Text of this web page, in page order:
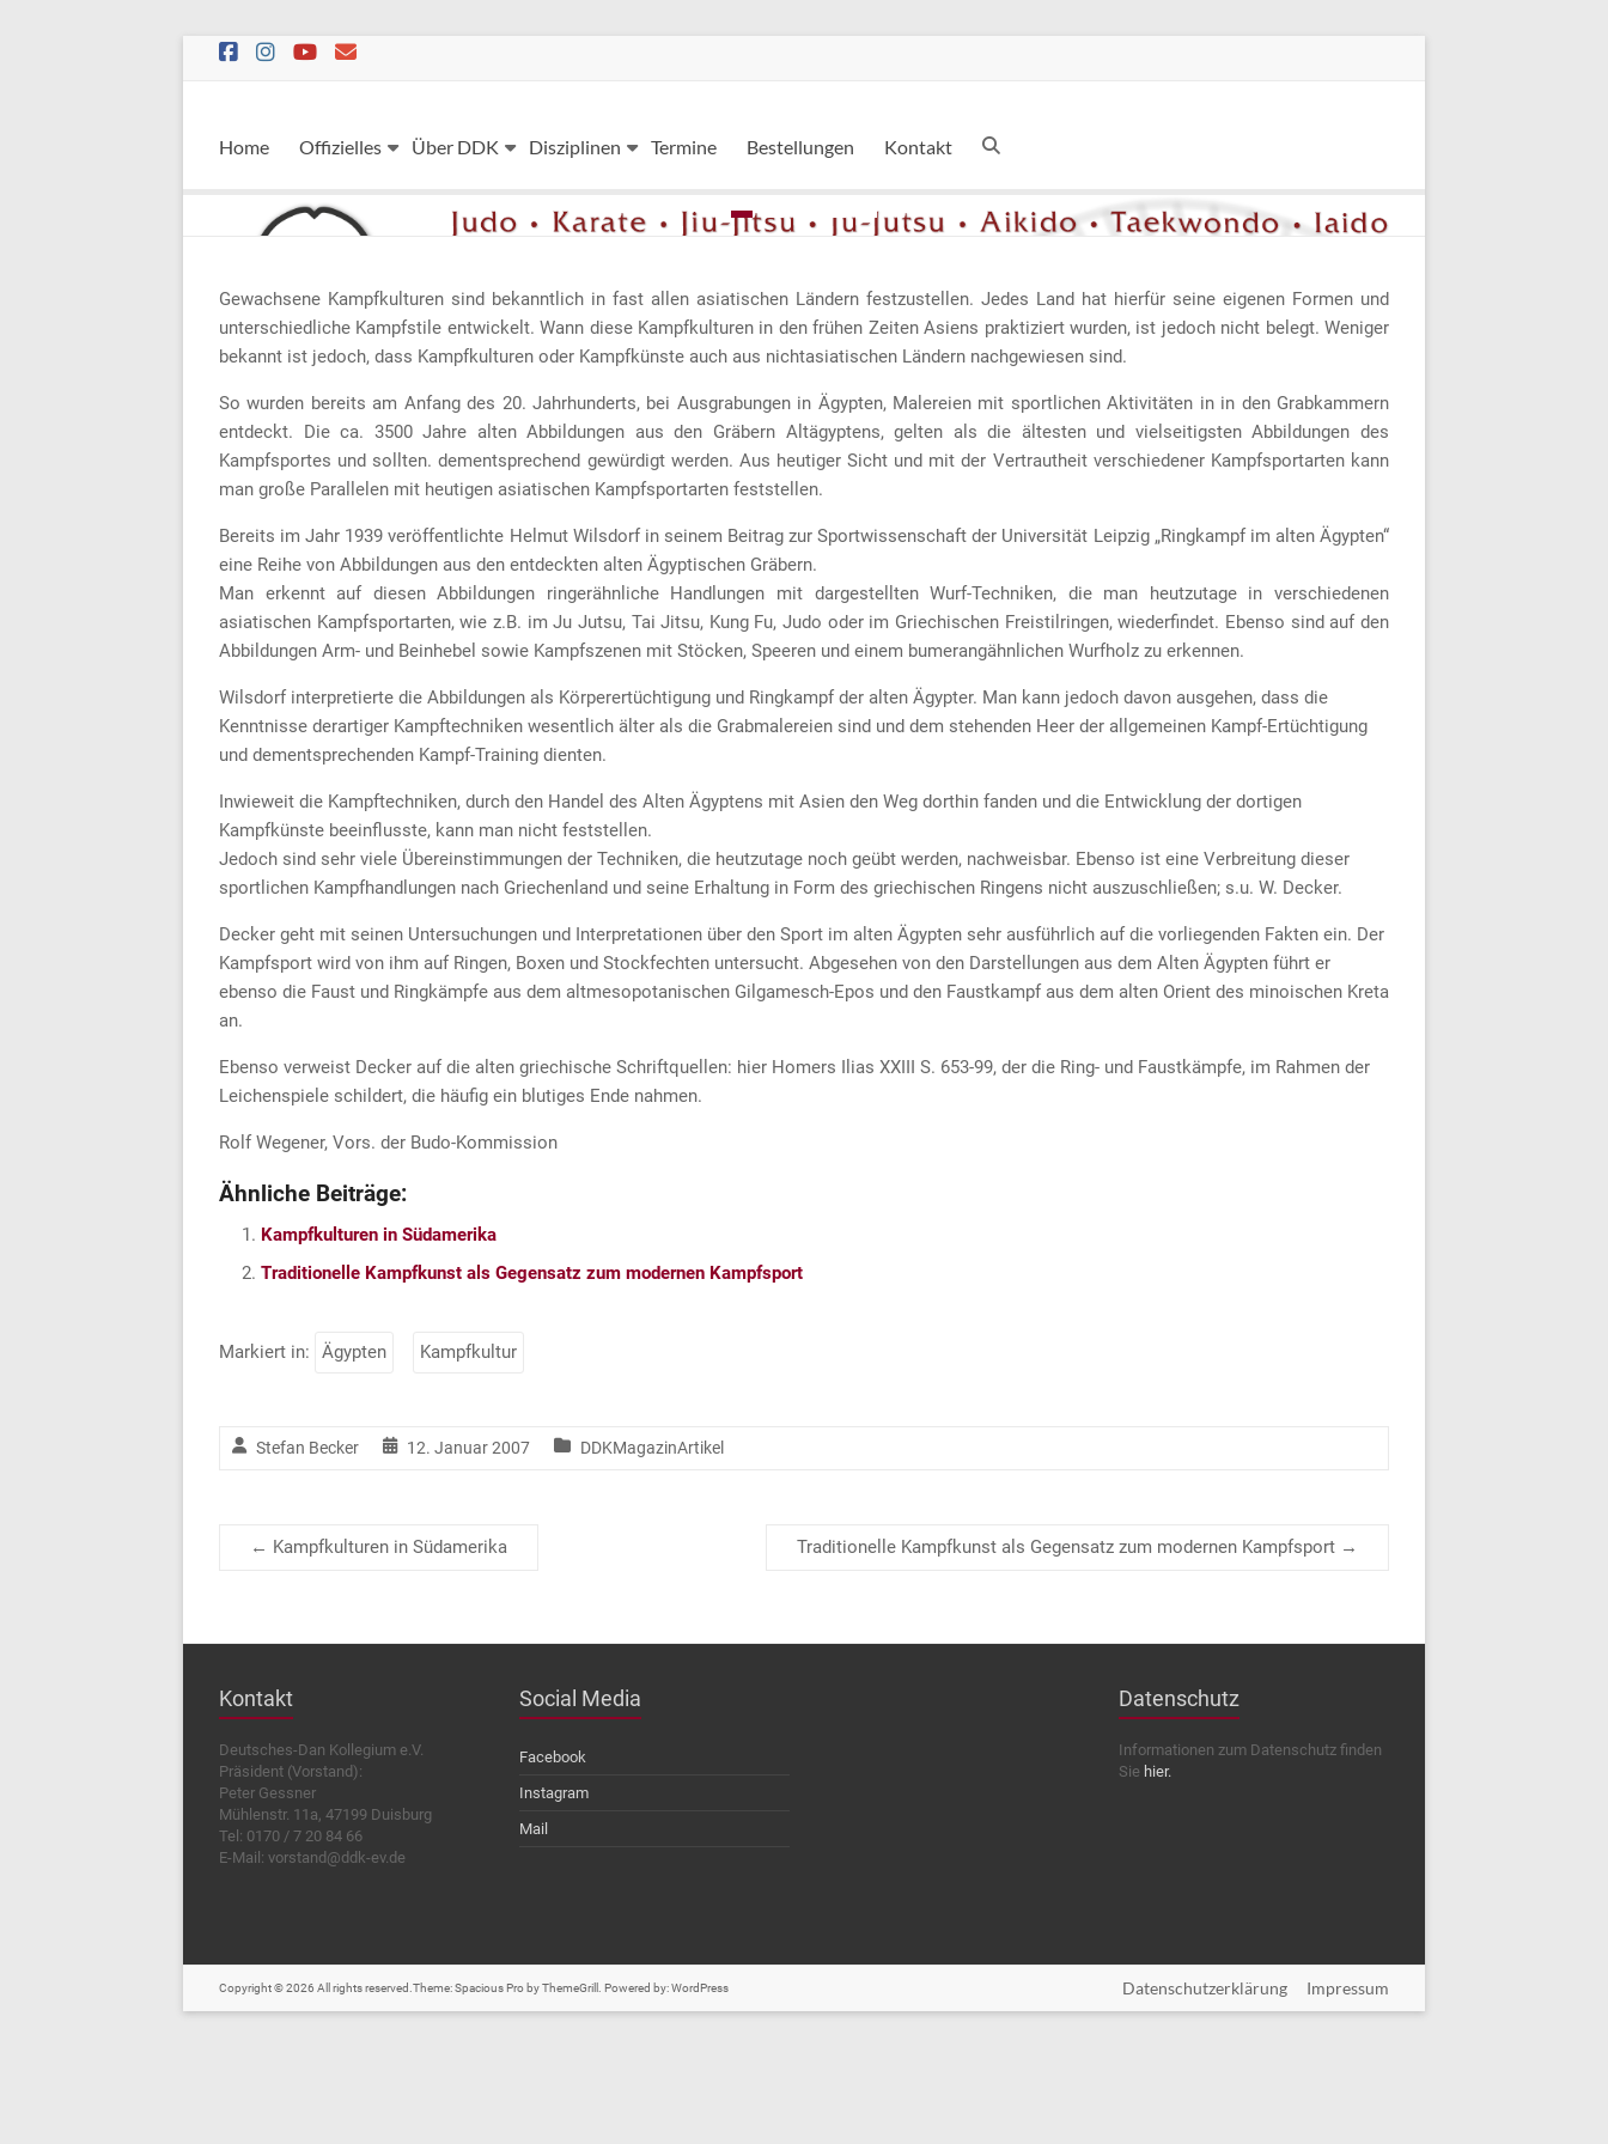
Home Offizielles Über DDK Disziplinen Termine Bestellungen Kontakt
Gewachsene Kampfkulturen sind bekanntlich in fast allen asiatischen Ländern festzustellen. Jedes Land hat hierfür seine eigenen Formen und
unterschiedliche Kampfstile entwickelt. Wann diese Kampfkulturen in den frühen Zeiten Asiens praktiziert wurden, ist jedoch nicht belegt. Weniger
bekannt ist jedoch, dass Kampfkulturen oder Kampfkünste auch aus nichtasiatischen Ländern nachgewiesen sind.
So wurden bereits am Anfang des 20. Jahrhunderts, bei Ausgrabungen in Ägypten, Malereien mit sportlichen Aktivitäten in in den Grabkammern
entdeckt. Die ca. 3500 Jahre alten Abbildungen aus den Gräbern Altägyptens, gelten als die ältesten und vielseitigsten Abbildungen des
Kampfsportes und sollten. dementsprechend gewürdigt werden. Aus heutiger Sicht und mit der Vertrautheit verschiedener Kampfsportarten kann
man große Parallelen mit heutigen asiatischen Kampfsportarten feststellen.
Bereits im Jahr 1939 veröffentlichte Helmut Wilsdorf in seinem Beitrag zur Sportwissenschaft der Universität Leipzig „Ringkampf im alten Ägypten“
eine Reihe von Abbildungen aus den entdeckten alten Ägyptischen Gräbern.
Man erkennt auf diesen Abbildungen ringerähnliche Handlungen mit dargestellten Wurf-Techniken, die man heutzutage in verschiedenen
asiatischen Kampfsportarten, wie z.B. im Ju Jutsu, Tai Jitsu, Kung Fu, Judo oder im Griechischen Freistilringen, wiederfindet. Ebenso sind auf den
Abbildungen Arm- und Beinhebel sowie Kampfszenen mit Stöcken, Speeren und einem bumerangähnlichen Wurfholz zu erkennen.
Wilsdorf interpretierte die Abbildungen als Körperertüchtigung und Ringkampf der alten Ägypter. Man kann jedoch davon ausgehen, dass die
Kenntnisse derartiger Kampftechniken wesentlich älter als die Grabmalereien sind und dem stehenden Heer der allgemeinen Kampf-Ertüchtigung
und dementsprechenden Kampf-Training dienten.
Inwieweit die Kampftechniken, durch den Handel des Alten Ägyptens mit Asien den Weg dorthin fanden und die Entwicklung der dortigen
Kampfkünste beeinflusste, kann man nicht feststellen.
Jedoch sind sehr viele Übereinstimmungen der Techniken, die heutzutage noch geübt werden, nachweisbar. Ebenso ist eine Verbreitung dieser
sportlichen Kampfhandlungen nach Griechenland und seine Erhaltung in Form des griechischen Ringens nicht auszuschließen; s.u. W. Decker.
Decker geht mit seinen Untersuchungen und Interpretationen über den Sport im alten Ägypten sehr ausführlich auf die vorliegenden Fakten ein. Der
Kampfsport wird von ihm auf Ringen, Boxen und Stockfechten untersucht. Abgesehen von den Darstellungen aus dem Alten Ägypten führt er
ebenso die Faust und Ringkämpfe aus dem altmesopotanischen Gilgamesch-Epos und den Faustkampf aus dem alten Orient des minoischen Kreta
an.
Ebenso verweist Decker auf die alten griechische Schriftquellen: hier Homers Ilias XXIII S. 653-99, der die Ring- und Faustkämpfe, im Rahmen der
Leichenspiele schildert, die häufig ein blutiges Ende nahmen.
Rolf Wegener, Vors. der Budo-Kommission
Ähnliche Beiträge:
Kampfkulturen in Südamerika
Traditionelle Kampfkunst als Gegensatz zum modernen Kampfsport
Markiert in: Ägypten Kampfkultur
Stefan Becker 12. Januar 2007 DDKMagazinArtikel
Kampfkulturen in Südamerika Traditionelle Kampfkunst als Gegensatz zum modernen Kampfsport
Kontakt
Deutsches-Dan Kollegium e.V.
Präsident (Vorstand):
Peter Gessner
Mühlenstr. 11a, 47199 Duisburg
Tel: 0170 / 7 20 84 66
E-Mail: vorstand@ddk-ev.de
Social Media
Facebook
Instagram
Mail
Datenschutz
Informationen zum Datenschutz finden
Sie hier.
Datenschutzerklärung Impressum